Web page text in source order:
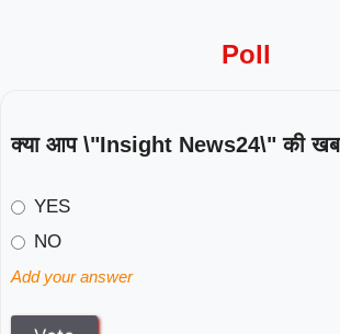
Poll
क्या आप \"Insight News24\" की
YES
NO
Add your answer